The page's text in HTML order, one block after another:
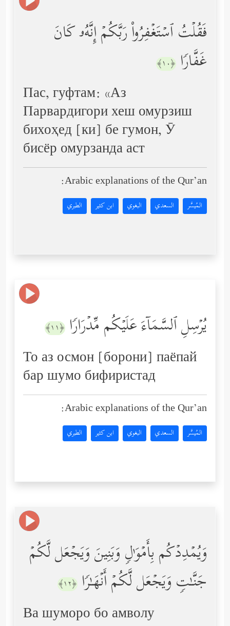
فَقُلۡتُ ٱسۡتَغۡفِرُواْ رَبَّكُمۡ إِنَّهُۥ كَانَ
غَفَّارࣰا ﴿١٠﴾
Пас, гуфтам: «Аз
Парвардигори хеш омурзиш
бихоҳед [ки] бе гумон, Ӯ
бисёр омурзанда аст
Arabic explanations of the Qur’an:
المُيسَّر السعدي البغوي ابن كثير الطبري
یُرۡسِلِ ٱلسَّمَاۤءَ عَلَیۡكُم مِّدۡرَارࣰا ﴿١١﴾
То аз осмон [борони] паёпай
бар шумо бифиристад
Arabic explanations of the Qur’an:
المُيسَّر السعدي البغوي ابن كثير الطبري
وَیُمۡدِدۡكُم بِأَمۡوَ ٰ⁠لࣲ وَبَنِینَ وَیَجۡعَل لَّكُمۡ
جَنَّـٰتࣲ وَیَجۡعَل لَّكُمۡ أَنۡهَـٰرࣰا ﴿١٢﴾
Ва шуморо бо амволу